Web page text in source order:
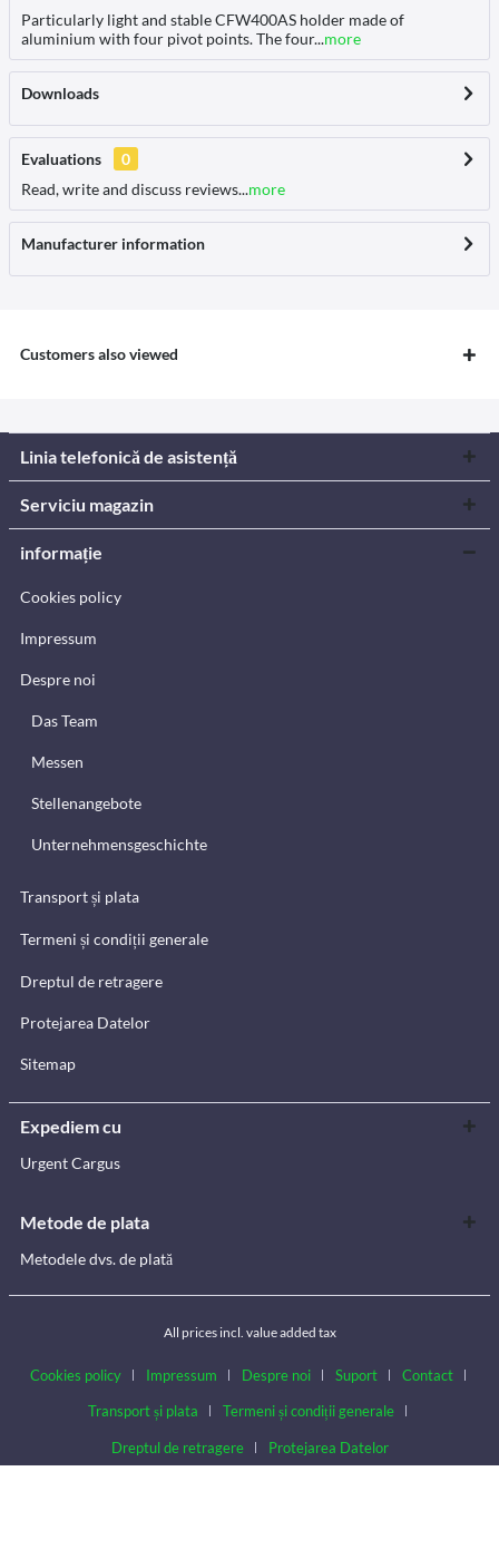
Particularly light and stable CFW400AS holder made of
aluminium with four pivot points. The four...more
Downloads
Evaluations
0
Read, write and discuss reviews...more
Manufacturer information
Customers also viewed
Linia telefonică de asistență
Serviciu magazin
informație
Cookies policy
Impressum
Despre noi
Das Team
Messen
Stellenangebote
Unternehmensgeschichte
Transport și plata
Termeni și condiții generale
Dreptul de retragere
Protejarea Datelor
Sitemap
Expediem cu
Urgent Cargus
Metode de plata
Metodele dvs. de plată
All prices incl. value added tax
Cookies policy Impressum Despre noi Suport
Contact
Transport și plata
Termeni și condiții generale
Dreptul de retragere Protejarea Datelor